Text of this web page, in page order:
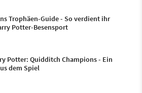
Trophäen-Guide - So verdient ihr
Potter-Besensport
Potter: Quidditch Champions - Ein
dem Spiel